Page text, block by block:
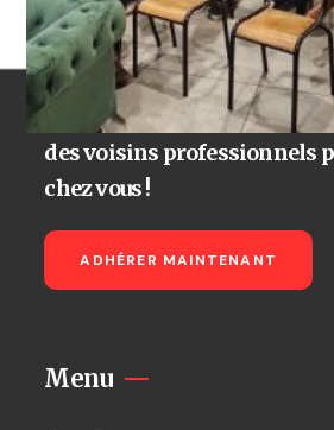
Réseau d'entreprises à
Saint-Rambert : découvrez
des voisins professionnels
chez vous !
ADHÉRER MAINTENANT
Menu